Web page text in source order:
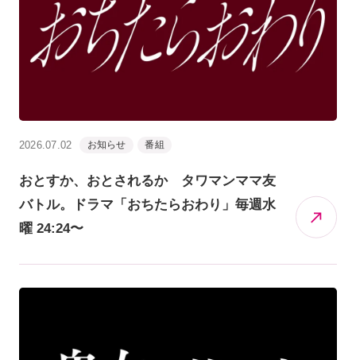
2026.07.02 お知らせ 番組
おとすか、おとされるか タワマンママ友
バトル。ドラマ「おちたらおわり」毎週水
曜 24:24〜